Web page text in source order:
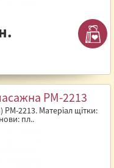
PM-2213
2213. Матеріал щітки:
пл..